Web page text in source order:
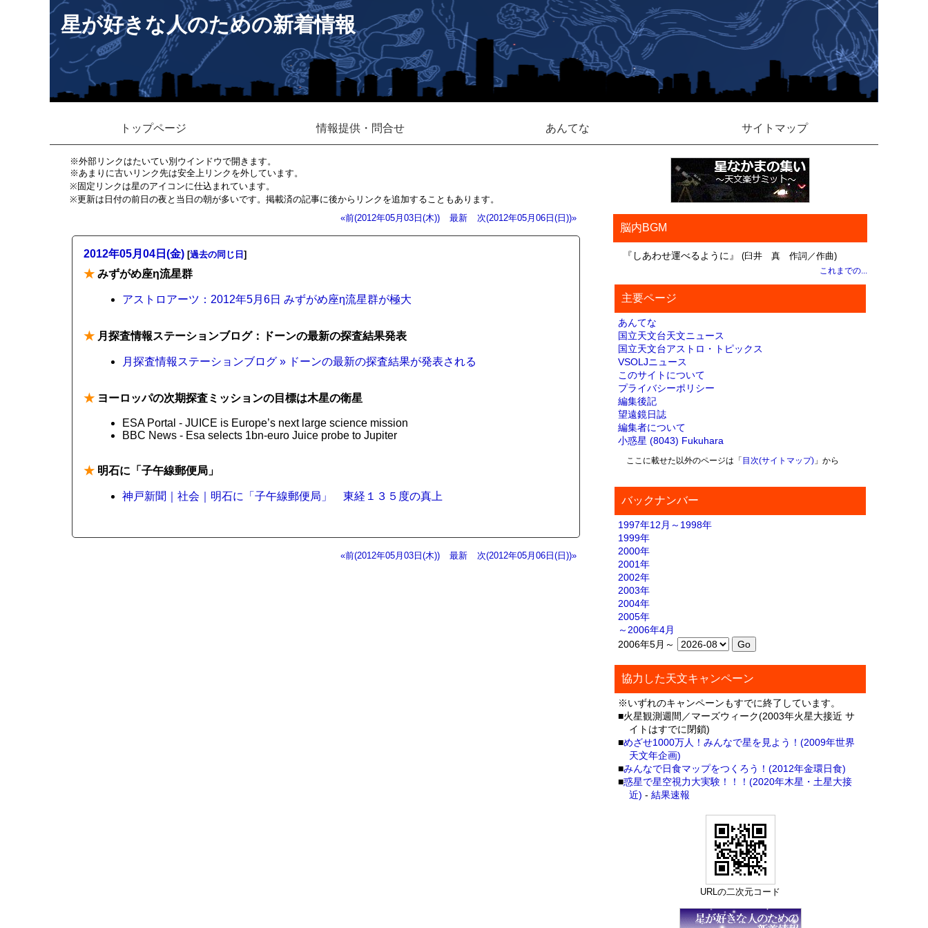
星が好きな人のための新着情報
トップページ 情報提供・問合せ あんてな サイトマップ
※外部リンクはたいてい別ウインドウで開きます。
※あまりに古いリンク先は安全上リンクを外しています。
※固定リンクは星のアイコンに仕込まれています。
※更新は日付の前日の夜と当日の朝が多いです。掲載済の記事に後からリンクを追加することもあります。
«前(2012年05月03日(木))
最新 次(2012年05月06日(日))»
2012年05月04日(金) [過去の同じ日 ]
★ みずがめ座η流星群
アストロアーツ：2012年5月6日 みずがめ座η流星群が極大
★ 月探査情報ステーションブログ：ドーンの最新の探査結果発表
月探査情報ステーションブログ » ドーンの最新の探査結果が発表される
★ ヨーロッパの次期探査ミッションの目標は木星の衛星
ESA Portal - JUICE is Europe’s next large science mission
BBC News - Esa selects 1bn-euro Juice probe to Jupiter
★ 明石に「子午線郵便局」
神戸新聞｜社会｜明石に「子午線郵便局」 東経１３５度の真上
«前(2012年05月03日(木)) 最新 次(2012年05月06日(日))»
脳内BGM
『しあわせ運べるように』 (臼井 真 作詞／作曲)
これまでの...
主要ページ
あんてな
国立天文台天文ニュース
国立天文台アストロ・トピックス
VSOLJニュース
このサイトについて
プライバシーポリシー
編集後記
望遠鏡日誌
編集者について
小惑星 (8043) Fukuhara
ここに載せた以外のページは「 目次(サイトマップ)」から
バックナンバー
1997年12月～1998年
1999年
2000年
2001年
2002年
2003年
2004年
2005年
～2006年4月
2006年5月～
協力した天文キャンペーン
※いずれのキャンペーンもすでに終了しています。
■火星観測週間／マーズウィーク(2003年火星大接近 サ
イトはすでに閉鎖)
■めざせ1000万人！みんなで星を見よう！(2009年世界
天文年企画)
■みんなで日食マップをつくろう！(2012年金環日食)
■惑星で星空視力大実験！！！(2020年木星・土星大接
近) -結果速報
URLの二次元コード